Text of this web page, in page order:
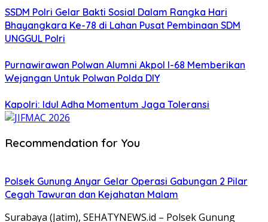
SSDM Polri Gelar Bakti Sosial Dalam Rangka Hari
Bhayangkara Ke-78 di Lahan Pusat Pembinaan SDM
UNGGUL Polri
Purnawirawan Polwan Alumni Akpol I-68 Memberikan
Wejangan Untuk Polwan Polda DIY
Kapolri: Idul Adha Momentum Jaga Toleransi
Recommendation for You
Polsek Gunung Anyar Gelar Operasi Gabungan 2 Pilar
Cegah Tawuran dan Kejahatan Malam
Surabaya (Jatim), SEHATYNEWS.id – Polsek Gunung